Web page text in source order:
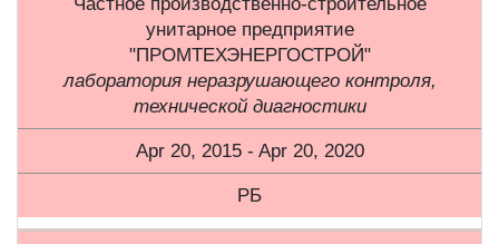
унитарное предприятие
"ПРОМТЕХЭНЕРГОСТРОЙ"
лаборатория неразрушающего контроля,
технической диагностики
Apr 20, 2015 - Apr 20, 2020
РБ